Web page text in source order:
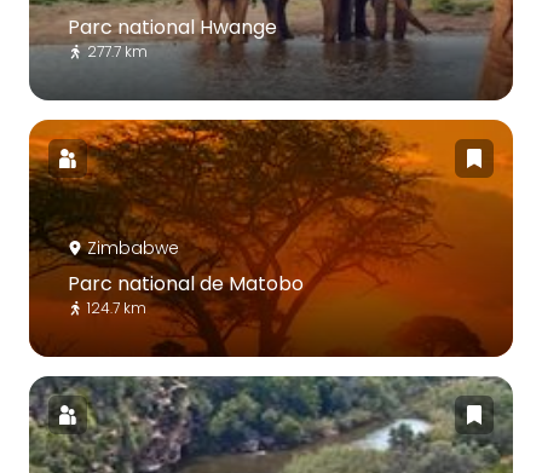
Parc national Hwange
277.7 km
Zimbabwe
Parc national de Matobo
124.7 km